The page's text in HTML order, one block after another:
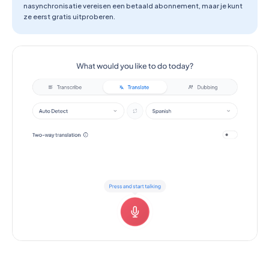
nasynchronisatie vereisen een betaald abonnement, maar je kunt
ze eerst gratis uitproberen.